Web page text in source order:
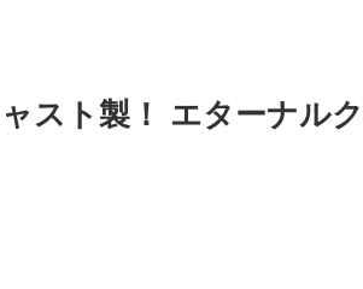
ャスト製！ エターナル